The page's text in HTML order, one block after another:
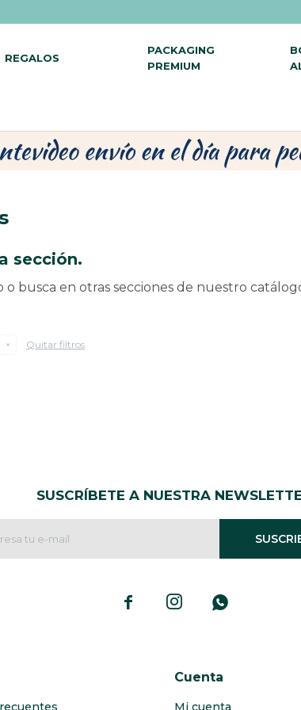
REGALOS
PACKAGING
PREMIUM
sección.
busca en otras secciones de nuestro
Quitar filtros
SUSCRÍBETE A NUESTRA
  
Cuenta
Mi cuenta